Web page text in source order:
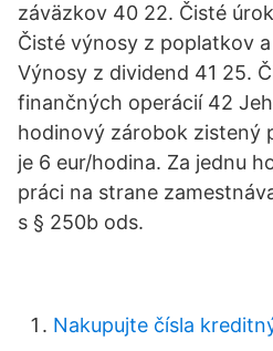
záväzkov 40 22. Čisté
Čisté výnosy z poplatkov
Výnosy z dividend 41 25.
finančných operácií 42
hodinový zárobok zistený
je 6 eur/hodina. Za jednu
práci na strane
s § 250b ods.
Nakupujte čísla